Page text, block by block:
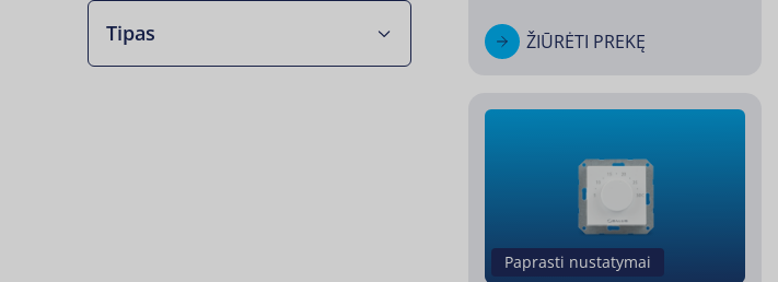
Tipas ŽIŪRĖTI PREKĘ
Paprasti nustatymai